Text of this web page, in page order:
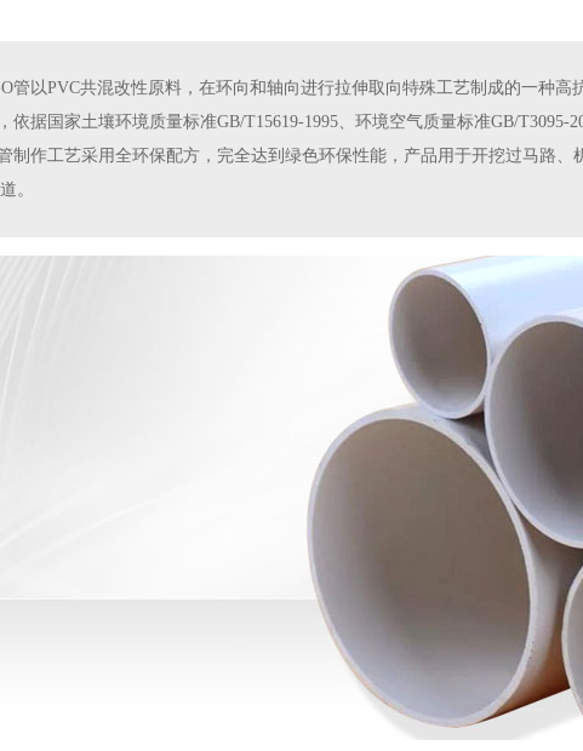
管以PVC共混改性原料，在环向和轴向进行拉伸取向特殊工艺制成的一种
依据国家土壤环境质量标准GB/T15619-1995、环境空气质量标准GB/T3095-
制作工艺采用全环保配方，完全达到绿色环保性能，产品用于开挖过马路、
。